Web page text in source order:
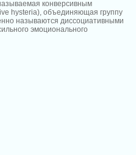
конверсивным
hysteria), объединяющая группу
называются диссоциативными
эмоционального